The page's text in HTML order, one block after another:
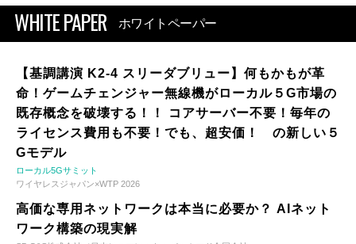
WHITE PAPER ホワイトペーパー
【基調講演 K2-4 スリーダブリュー】何もかもが革
命！ゲームチェンジャー無線機がローカル５G市場の
既存概念を破壊する！！ コアサーバー不要！毎年の
ライセンス費用も不要！でも、超安価！ の新しい５
Gモデル
ローカル5Gサミット
ワイヤレスジャパン×WTP 2026
高価な専用ネットワークは本当に必要か？ AIネット
ワーク構築の現実解